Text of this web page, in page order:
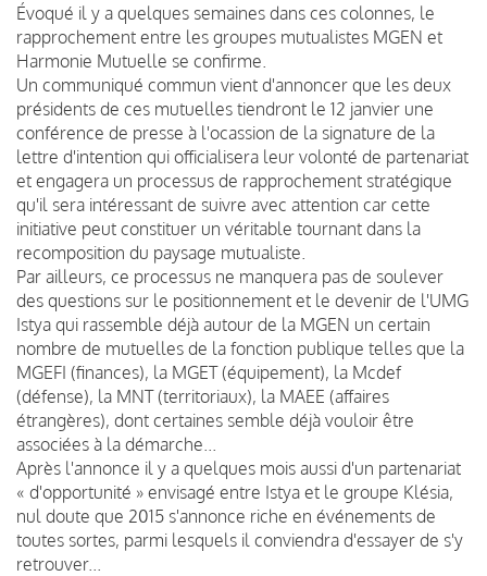
Évoqué il y a quelques semaines dans ces colonnes, le
rapprochement entre les groupes mutualistes MGEN et
Harmonie Mutuelle se confirme.
Un communiqué commun vient d'annoncer que les deux
présidents de ces mutuelles tiendront le 12 janvier une
conférence de presse à l'ocassion de la signature de la
lettre d'intention qui officialisera leur volonté de partenariat
et engagera un processus de rapprochement stratégique
qu'il sera intéressant de suivre avec attention car cette
initiative peut constituer un véritable tournant dans la
recomposition du paysage mutualiste.
Par ailleurs, ce processus ne manquera pas de soulever
des questions sur le positionnement et le devenir de l'UMG
Istya qui rassemble déjà autour de la MGEN un certain
nombre de mutuelles de la fonction publique telles que la
MGEFI (finances), la MGET (équipement), la Mcdef
(défense), la MNT (territoriaux), la MAEE (affaires
étrangères), dont certaines semble déjà vouloir être
associées à la démarche...
Après l'annonce il y a quelques mois aussi d'un partenariat
« d'opportunité » envisagé entre Istya et le groupe Klésia,
nul doute que 2015 s'annonce riche en événements de
toutes sortes, parmi lesquels il conviendra d'essayer de s'y
retrouver...